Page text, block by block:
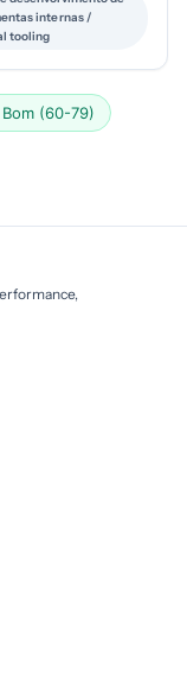
internas /
tooling
(60-79)